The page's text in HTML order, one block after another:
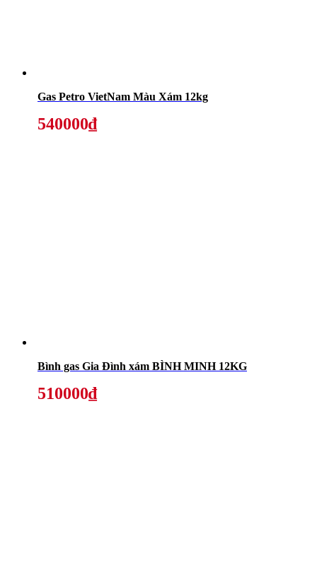
Gas Petro VietNam Màu Xám 12kg
540000₫
Bình gas Gia Đình xám BÌNH MINH 12KG
510000₫